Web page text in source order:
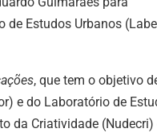
de Estudos Urbanos
, que tem o objetivo
e do Laboratório de
da Criatividade (Nudecri)